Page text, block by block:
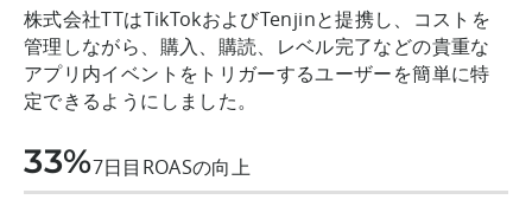
株式会社TTはTikTokおよびTenjinと提携し、コストを
管理しながら、購入、購読、レベル完了などの貴重な
アプリ内イベントをトリガーするユーザーを簡単に特
定できるようにしました。
33%7日目ROASの向上